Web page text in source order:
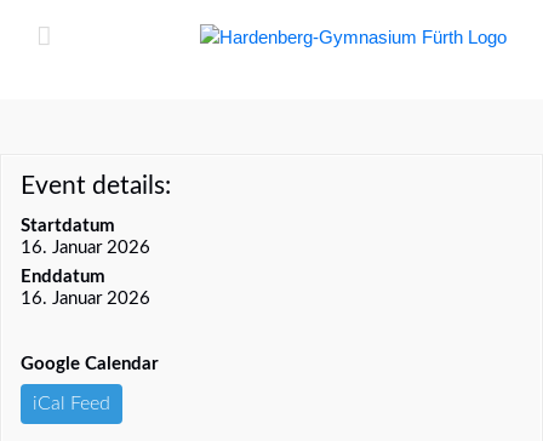
Event details:
Startdatum
16. Januar 2026
Enddatum
16. Januar 2026
Google Calendar
iCal Feed